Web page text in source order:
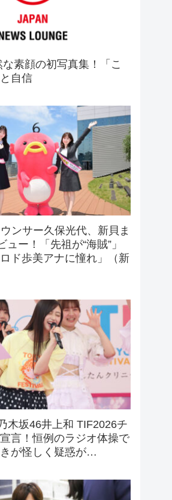
素顔の初写真集！「こ
自信
ンサー久保光代、新貝ま
ュー！「先祖が“海賊”」
ロド歩美アナに憧れ」（新
木坂46井上和 TIF2026チ
言！恒例のラジオ体操で
が怪しく疑惑が…